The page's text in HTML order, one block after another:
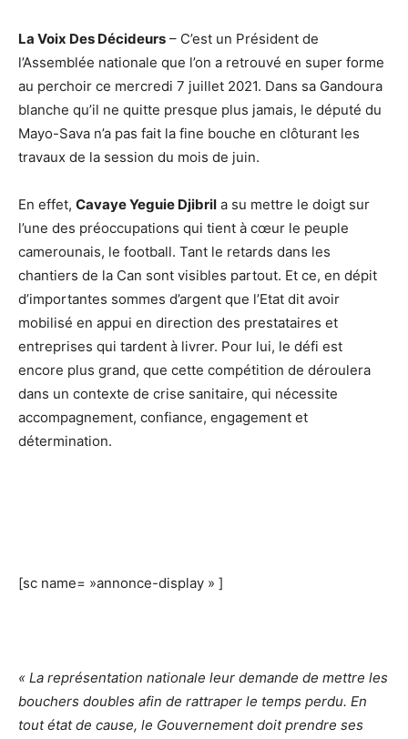
La Voix Des Décideurs – C’est un Président de
l’Assemblée nationale que l’on a retrouvé en super forme
au perchoir ce mercredi 7 juillet 2021. Dans sa Gandoura
blanche qu’il ne quitte presque plus jamais, le député du
Mayo-Sava n’a pas fait la fine bouche en clôturant les
travaux de la session du mois de juin.
En effet, Cavaye Yeguie Djibril a su mettre le doigt sur
l’une des préoccupations qui tient à cœur le peuple
camerounais, le football. Tant le retards dans les
chantiers de la Can sont visibles partout. Et ce, en dépit
d’importantes sommes d’argent que l’Etat dit avoir
mobilisé en appui en direction des prestataires et
entreprises qui tardent à livrer. Pour lui, le défi est
encore plus grand, que cette compétition de déroulera
dans un contexte de crise sanitaire, qui nécessite
accompagnement, confiance, engagement et
détermination.
[sc name= »annonce-display » ]
« La représentation nationale leur demande de mettre les
bouchers doubles afin de rattraper le temps perdu. En
tout état de cause, le Gouvernement doit prendre ses